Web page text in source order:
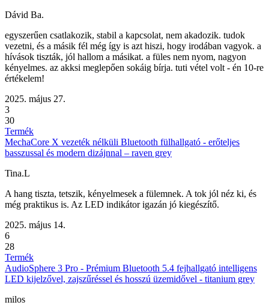
Dávid Ba.
egyszerűen csatlakozik, stabil a kapcsolat, nem akadozik. tudok
vezetni, és a másik fél még így is azt hiszi, hogy irodában vagyok. a
hívások tiszták, jól hallom a másikat. a füles nem nyom, nagyon
kényelmes. az akksi meglepően sokáig bírja. tuti vétel volt - én 10-re
értékelem!
2025. május 27.
3
30
Termék
MechaCore X vezeték nélküli Bluetooth fülhallgató - erőteljes
basszussal és modern dizájnnal – raven grey
Tina.L
A hang tiszta, tetszik, kényelmesek a fülemnek. A tok jól néz ki, és
még praktikus is. Az LED indikátor igazán jó kiegészítő.
2025. május 14.
6
28
Termék
AudioSphere 3 Pro - Prémium Bluetooth 5.4 fejhallgató intelligens
LED kijelzővel, zajszűréssel és hosszú üzemidővel - titanium grey
milos